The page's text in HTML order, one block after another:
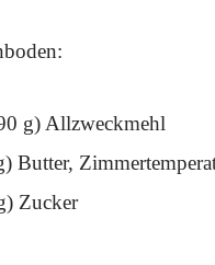
g) Allzweckmehl
Butter,
Zucker